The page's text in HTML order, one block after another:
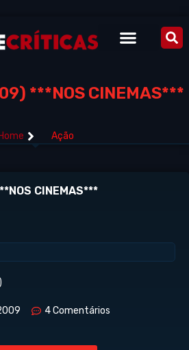
***NOS CINEMAS***
Home Ação
CINEMAS***
4 Comentários